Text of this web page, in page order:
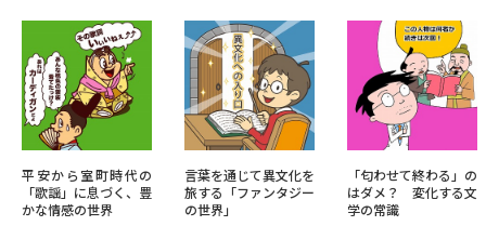
平安から室町時代の
「歌謡」に息づく、豊
かな情感の世界
言葉を通じて異文化を
旅する「ファンタジー
の世界」
「匂わせて終わる」の
はダメ？ 変化する文
学の常識